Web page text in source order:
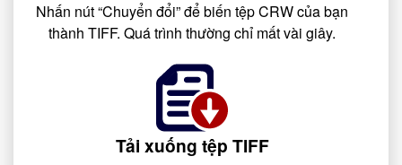
Nhấn nút “Chuyển đổi” để biến tệp CRW của bạn
thành TIFF. Quá trình thường chỉ mất vài giây.
Tải xuống tệp TIFF